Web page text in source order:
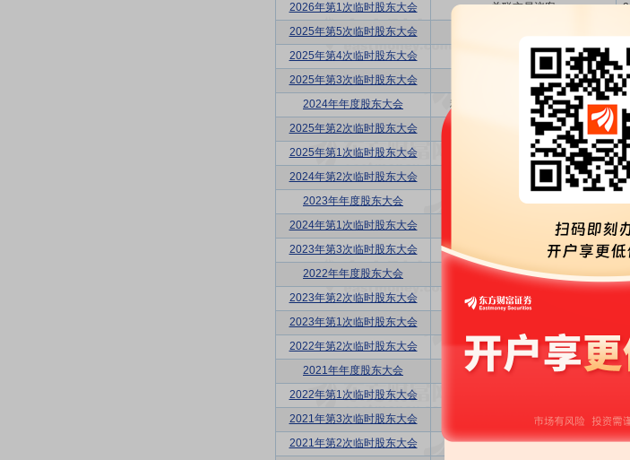
2026年第1次临时股东大会
关联交易议案
2025年第5次临时股东大会
2025年第4次临时股东大会
关联交易议案
2025年第3次临时股东大会
利润分配方案,增发新股的议案
2024年年度股东大会
利润分配方案,年度报告(摘要)...
2025年第2次临时股东大会
关联交易议案
2025年第1次临时股东大会
2024年第2次临时股东大会
购并,关联交易议案,利润分配方...
2023年年度股东大会
关联交易议案,利润分配方案,年...
2024年第1次临时股东大会
2023年第3次临时股东大会
2022年年度股东大会
董事换届议案,利润分配方案,年...
2023年第2次临时股东大会
-
2023年第1次临时股东大会
2022年第2次临时股东大会
关联交易议案
2021年年度股东大会
关联交易议案,利润分配方案,年...
2022年第1次临时股东大会
2021年第3次临时股东大会
关联交易议案
2021年第2次临时股东大会
购并,关联交易议案,利润分配方...